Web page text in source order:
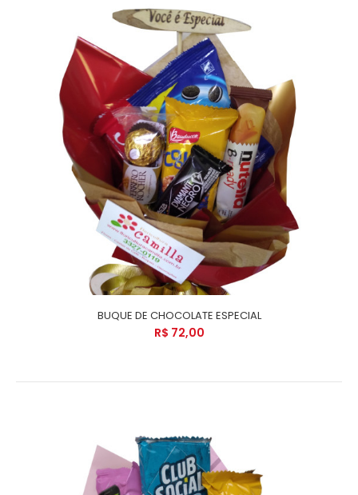
BUQUE DE CHOCOLATE ESPECIAL
R$ 72,00